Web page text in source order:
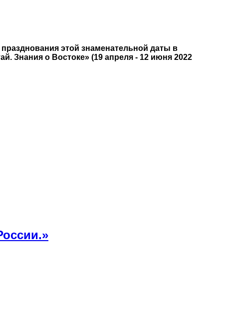
этой знаменательной даты в
Знания о Востоке» (19 апреля - 12 июня 2022